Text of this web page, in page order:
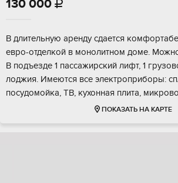
130 000 
В длительную аренду сдается
евро-отделкой в монолитном доме.
В подъезде 1 пассажирский лифт, 1
лоджия. Имеются все электроприборы:
посудомойка, ТВ, кухонная плита,
ПОКАЗАТЬ НА КАРТЕ